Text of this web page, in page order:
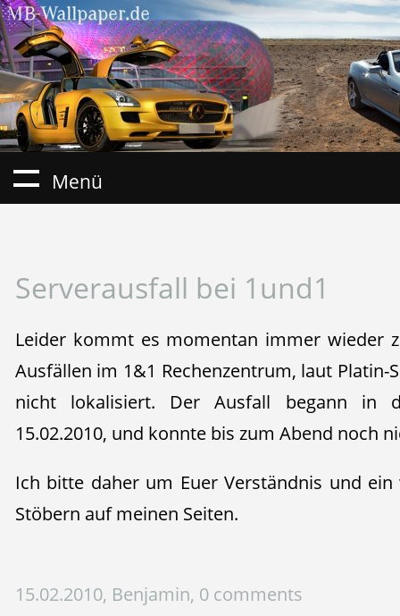
Menü
Serverausfall bei 1und1
Leider kommt es momentan immer wieder
Ausfällen im 1&1 Rechenzentrum, laut Platin-
nicht lokalisiert. Der Ausfall begann in
15.02.2010, und konnte bis zum Abend noch
Ich bitte daher um Euer Verständnis und
Stöbern auf meinen Seiten.
15.02.2010, Benjamin, 0 comments